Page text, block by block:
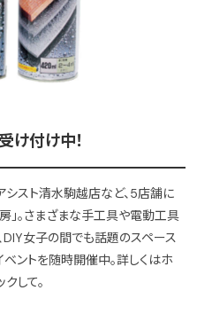
け付け中！
シスト清水駒越店など、5店舗に
」。さまざまな手工具や電動工具
DIY女子の間でも話題のスペース
ントを随時開催中。詳しくはホ
して。